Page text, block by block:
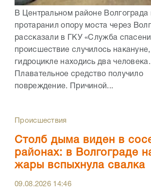
В Центральном районе Волгограда
протаранил опору моста через
рассказали в ГКУ «Служба
происшествие случилось
гидроцикле находись два человека.
Плавательное средство получило
повреждение. Причиной...
Происшествия
Столб дыма виден в
районах: в Волгограде
жары вспыхнула свалка
09.08.2026 14:46